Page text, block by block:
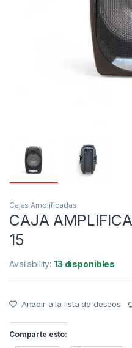
Cajas Amplificadas
CAJA
15
Availability:13 disponibles
Añadir a la lista de deseos
Comparte esto: